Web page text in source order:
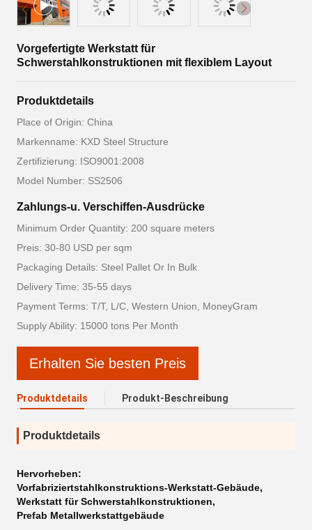
Vorgefertigte Werkstatt für
Schwerstahlkonstruktionen mit flexiblem Layout
Produktdetails
Place of Origin: China
Markenname: KXD Steel Structure
Zertifizierung: ISO9001:2008
Model Number: SS2506
Zahlungs-u. Verschiffen-Ausdrücke
Minimum Order Quantity: 200 square meters
Preis: 30-80 USD per sqm
Packaging Details: Steel Pallet Or In Bulk
Delivery Time: 35-55 days
Payment Terms: T/T, L/C, Western Union, MoneyGram
Supply Ability: 15000 tons Per Month
Erhalten Sie besten Preis
Produktdetails Produkt-Beschreibung
Produktdetails
Hervorheben:
Vorfabriziertstahlkonstruktions-Werkstatt-Gebäude,
Werkstatt für Schwerstahlkonstruktionen,
Prefab Metallwerkstattgebäude